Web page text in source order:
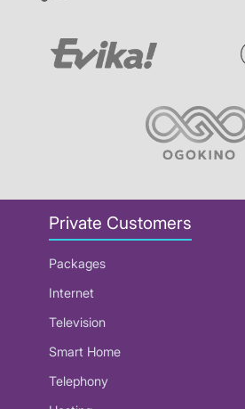
Private Customers
Packages
Internet
Television
Smart Home
Telephony